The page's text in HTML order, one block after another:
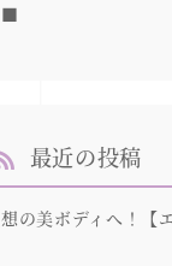
最近の投稿
の美ボディへ！【